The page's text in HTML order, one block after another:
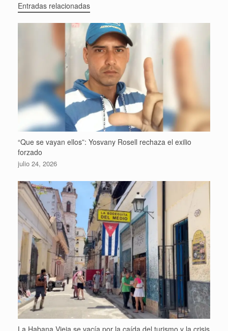
Entradas relacionadas
“Que se vayan ellos”: Yosvany Rosell rechaza el exilio
forzado
julio 24, 2026